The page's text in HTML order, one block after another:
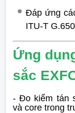
Đáp ứng
ITU-T G.650
Ứng
sắc
- Đo kiểm tán
và core trong